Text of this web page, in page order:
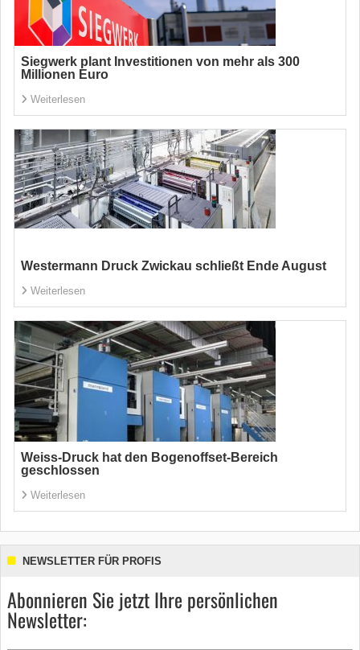
Siegwerk plant Investitionen von mehr als 300
Millionen Euro
Weiterlesen
Westermann Druck Zwickau schließt Ende August
Weiterlesen
Weiss-Druck hat den Bogenoffset-Bereich
geschlossen
Weiterlesen
NEWSLETTER FÜR PROFIS
Abonnieren Sie jetzt Ihre persönlichen
Newsletter: